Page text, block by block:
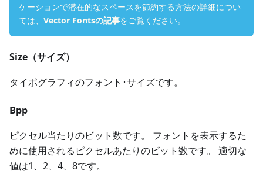
ケーションで潜在的なスペースを節約する方法の詳細につい
ては、 Vector Fontsの記事をご覧ください。
Size（サイズ）
タイポグラフィのフォント･サイズです。
Bpp
ピクセル当たりのビット数です。 フォントを表示するた
めに使用されるピクセルあたりのビット数です。 適切な
値は1、2、4、8です。